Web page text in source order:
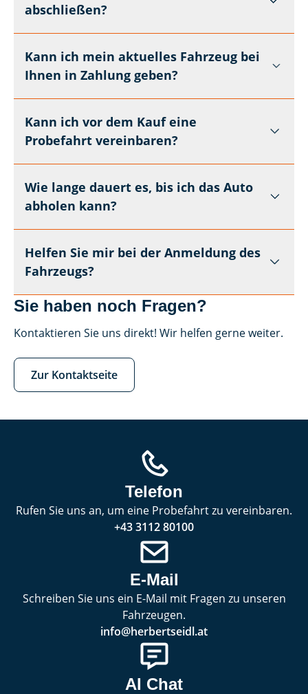
abschließen?
Kann ich mein aktuelles Fahrzeug bei
Ihnen in Zahlung geben?
Kann ich vor dem Kauf eine
Probefahrt vereinbaren?
Wie lange dauert es, bis ich das Auto
abholen kann?
Helfen Sie mir bei der Anmeldung des
Fahrzeugs?
Sie haben noch Fragen?
Kontaktieren Sie uns direkt! Wir helfen gerne weiter.
Zur Kontaktseite
Telefon
Rufen Sie uns an, um eine Probefahrt zu vereinbaren.
+43 3112 80100
E-Mail
Schreiben Sie uns ein E-Mail mit Fragen zu unseren
Fahrzeugen.
info@herbertseidl.at
AI Chat